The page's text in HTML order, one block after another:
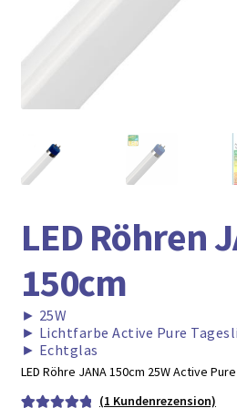
► ZAHLARTEN
► VERSANDARTEN
LED Röhren
150cm
► 25W
► Lichtfarbe Active Pure
► Echtglas
LED Röhre JANA 150cm 25W Active
(1 Kundenrezension)